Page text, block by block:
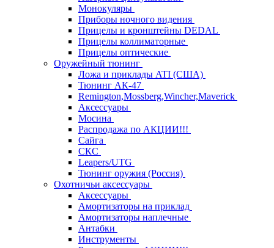
Монокуляры
Приборы ночного видения
Прицелы и кронштейны DEDAL
Прицелы коллиматорные
Прицелы оптические
Оружейный тюнинг
Ложа и приклады ATI (США)
Тюнинг АК-47
Remington,Mossberg,Wincher,Maverick
Аксессуары
Мосина
Распродажа по АКЦИИ!!!
Сайга
СКС
Leapers/UTG
Тюнинг оружия (Россия)
Охотничьи аксессуары
Аксессуары
Амортизаторы на приклад
Амортизаторы наплечные
Антабки
Инструменты